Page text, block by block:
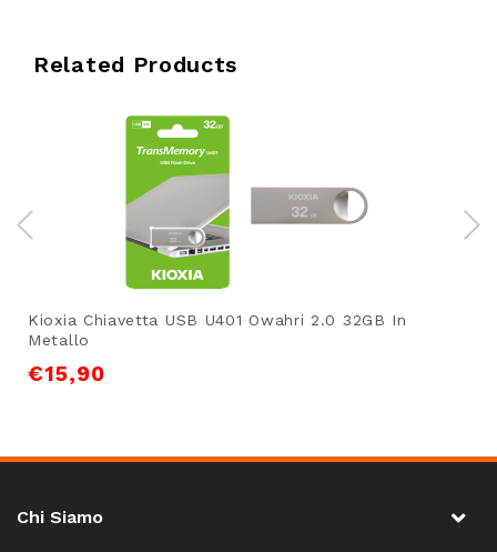
Related Products
Kioxia Chiavetta USB U401 Owahri 2.0 32GB In
Metallo
€15,90
Chi Siamo